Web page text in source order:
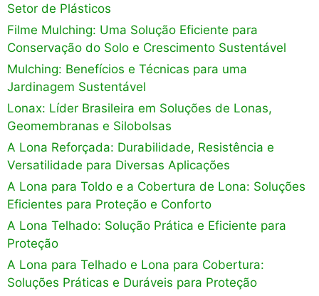
Setor de Plásticos
Filme Mulching: Uma Solução Eficiente para
Conservação do Solo e Crescimento Sustentável
Mulching: Benefícios e Técnicas para uma
Jardinagem Sustentável
Lonax: Líder Brasileira em Soluções de Lonas,
Geomembranas e Silobolsas
A Lona Reforçada: Durabilidade, Resistência e
Versatilidade para Diversas Aplicações
A Lona para Toldo e a Cobertura de Lona: Soluções
Eficientes para Proteção e Conforto
A Lona Telhado: Solução Prática e Eficiente para
Proteção
A Lona para Telhado e Lona para Cobertura:
Soluções Práticas e Duráveis para Proteção